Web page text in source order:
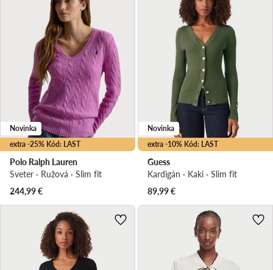
extra -25% Kód: LAST
Novinka
Polo Ralph Lauren
Sveter · Ružová · Slim fit
244,99€
extra -10% Kód: LAST
Novinka
Guess
Kardigán · Kaki · Slim fit
89,99€